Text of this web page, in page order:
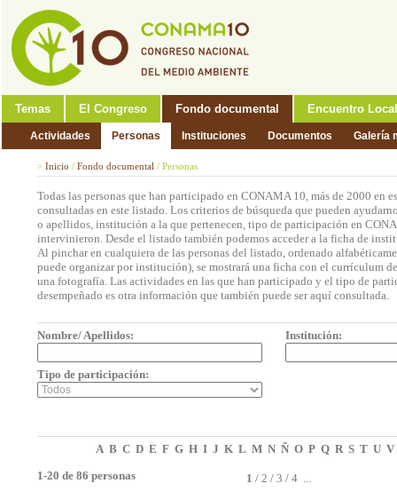
Temas El Congreso Fondo documental Encuentro Local
Actividades Personas Instituciones Documentos Galería
> Inicio / Fondo documental / Personas
Todas las personas que han participado en CONAMA 10, más de 2000 en
consultadas en este listado. Los criterios de búsqueda que pueden
o apellidos, institución a la que pertenecen, tipo de participación en
intervinieron. Desde el listado también podemos acceder a la ficha de
Al pinchar en cualquiera de las personas del listado, ordenado
puede organizar por institución), se mostrará una ficha con el currículum
una fotografía. Las actividades en las que han participado y el tipo de
desempeñado es otra información que también puede ser aquí consultada.
Nombre/ Apellidos: Institución:
Tipo de participación:
A B C D E F G H I J K L M N Ñ O P Q R S T U V
1-20 de 86 personas
1 / 2 / 3 / 4 ...